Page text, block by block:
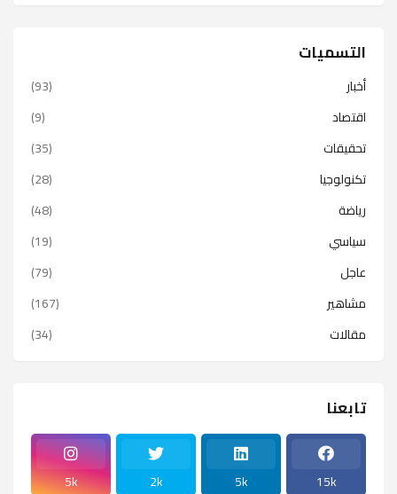
التسميات
أخبار
(93)
اقتصاد
(9)
تحقيقات
(35)
تكنولوجيا
(28)
رياضة
(48)
سياسي
(19)
عاجل
(79)
مشاهير
(167)
مقالات
(34)
تابعنا
15k
5k
2k
5k